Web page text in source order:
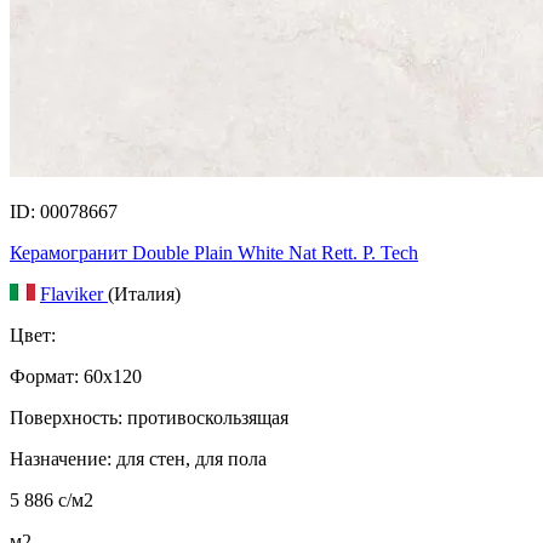
ID: 00078667
Керамогранит Double Plain White Nat Rett. P. Tech
Flaviker(Италия)
Цвет:
Формат: 60x120
Поверхность: противоскользящая
Назначение: для стен, для пола
5 886 c/м2